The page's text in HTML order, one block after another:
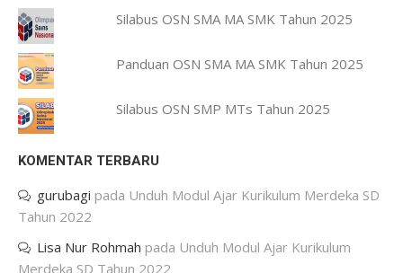
Silabus OSN SMA MA SMK Tahun 2025
Panduan OSN SMA MA SMK Tahun 2025
Silabus OSN SMP MTs Tahun 2025
KOMENTAR TERBARU
gurubagi pada Unduh Modul Ajar Kurikulum Merdeka SD
Tahun 2022
Lisa Nur Rohmah pada Unduh Modul Ajar Kurikulum
Merdeka SD Tahun 2022